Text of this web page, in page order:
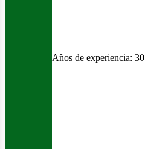
Años de experiencia: 30